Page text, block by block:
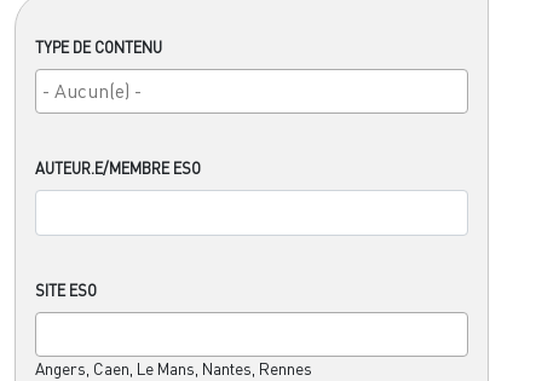
TYPE DE CONTENU
AUTEUR.E/MEMBRE ESO
SITE ESO
Angers, Caen, Le Mans, Nantes, Rennes